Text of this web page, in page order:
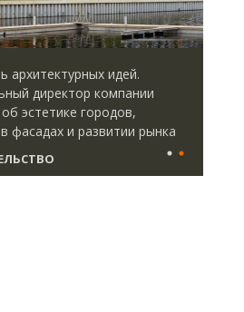
Архитектурный код начинается с
земли. Мощение крупноформатными
плитами становится новым
стандартом благоустройства
СТРОИТЕЛЬСТВО